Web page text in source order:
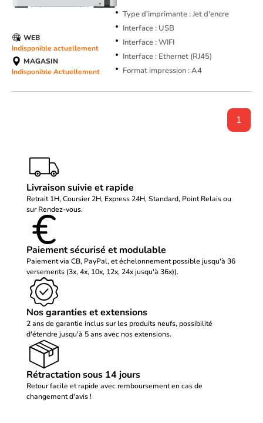
Type d'imprimante : Jet d'encre
Interface : USB
Interface : WIFI
Interface : Ethernet (RJ45)
Format impression : A4
WEB
Indisponible actuellement
MAGASIN
Indisponible Actuellement
1
Livraison suivie et rapide
Retrait 1H, Coursier 2H, Express 24H, Standard, Point Relais ou
sur Rendez-vous.
Paiement sécurisé et modulable
Paiement via CB, PayPal, et échelonnement possible jusqu'à 36
versements (3x, 4x, 10x, 12x, 24x jusqu'à 36x)).
Nos garanties et extensions
2 ans de garantie inclus sur les produits neufs, possibilité
d'étendre jusqu'à 5 ans avec nos extensions.
Rétractation sous 14 jours
Retour facile et rapide avec remboursement en cas de
changement d'avis !